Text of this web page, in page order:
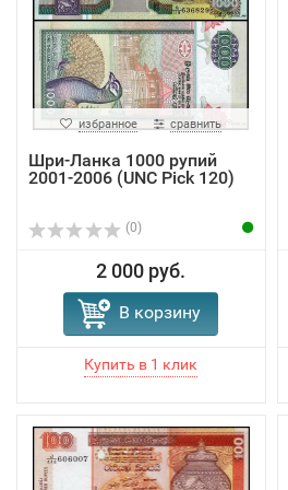
избранное сравнить
Шри-Ланка 1000 рупий
2001-2006 (UNC Pick 120)
(0)
2 000 руб.
В корзину